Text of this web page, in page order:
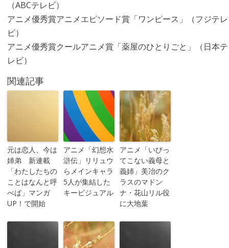
（ABCテレビ）
アニメ優秀賞アニメエピソード賞「ワンピース」（フジテレ
ビ）
アニメ優秀賞クールアニメ賞「薬屋のひとりごと」（日本テ
レビ）
関連記事
元は恋人、今は
姉弟 新連載
「わたしたちの
ことはなんと呼
べば」マンガ
UP！で開始
アニメ「幻想水
滸伝」リリュウ
らメインキャラ
5人が集結した
キービジュアル
アニメ「いびっ
てこない義母と
義姉」美冶のク
ラスのマドン
ナ・花山リル役
に大地葉